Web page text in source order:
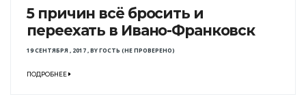
5 причин всё бросить и
переехать в Ивано-Франковск
19 СЕНТЯБРЯ , 2017,BYГОСТЬ (НЕ ПРОВЕРЕНО)
ПОДРОБНЕЕ